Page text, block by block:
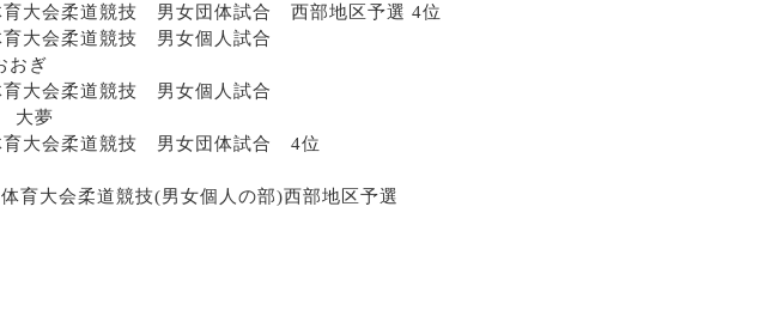
育大会柔道競技 男女団体試合 西部地区予選 4位
育大会柔道競技 男女個人試合
ぎ
育大会柔道競技 男女個人試合
大夢
育大会柔道競技 男女団体試合 4位
育大会柔道競技(男女個人の部)西部地区予選